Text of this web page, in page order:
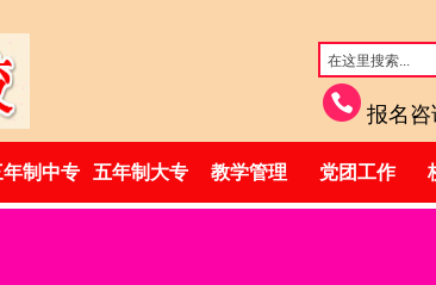
报名
年制中专 五年制大专 教学管理 党团工作